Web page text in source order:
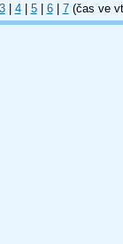
3| 4| 5| 6| 7(čas ve